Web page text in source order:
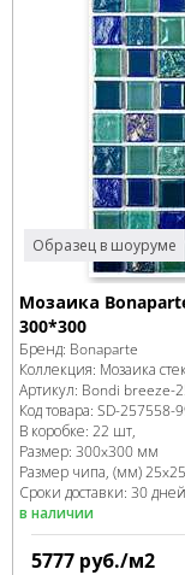
Образец в шоуруме
Мозаика
300*300
Бренд: Bonaparte
Коллекция: Мозаика
Артикул: Bondi breeze-
Код товара: SD-257558-
В коробке: 22 шт,
Размер: 300x300 мм
Размер чипа, (мм)25x25
Сроки доставки: 30 дней
в наличии
5777 руб./м2